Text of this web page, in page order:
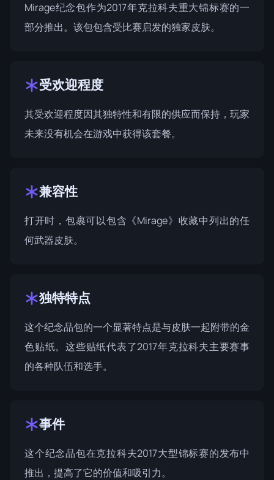
Mirage纪念包作为2017年克拉科夫重大锦标赛的一
部分推出。该包包含受比赛启发的独家皮肤。
受欢迎程度
其受欢迎程度因其独特性和有限的供应而保持，玩家
未来没有机会在游戏中获得该套餐。
兼容性
打开时，包裹可以包含《Mirage》收藏中列出的任
何武器皮肤。
独特特点
这个纪念品包的一个显著特点是与皮肤一起附带的金
色贴纸。这些贴纸代表了2017年克拉科夫主要赛事
的各种队伍和选手。
事件
这个纪念品包在克拉科夫2017大型锦标赛的发布中
推出，提高了它的价值和吸引力。